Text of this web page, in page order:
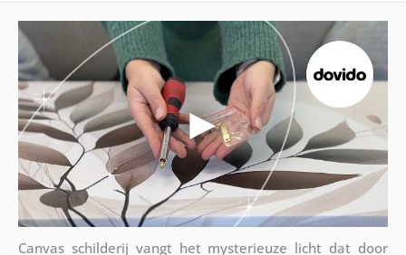
Canvas schilderij vangt het mysterieuze licht dat door